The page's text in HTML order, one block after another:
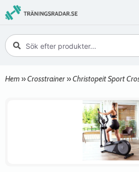
Hem »Crosstrainer »Christopeit Sport